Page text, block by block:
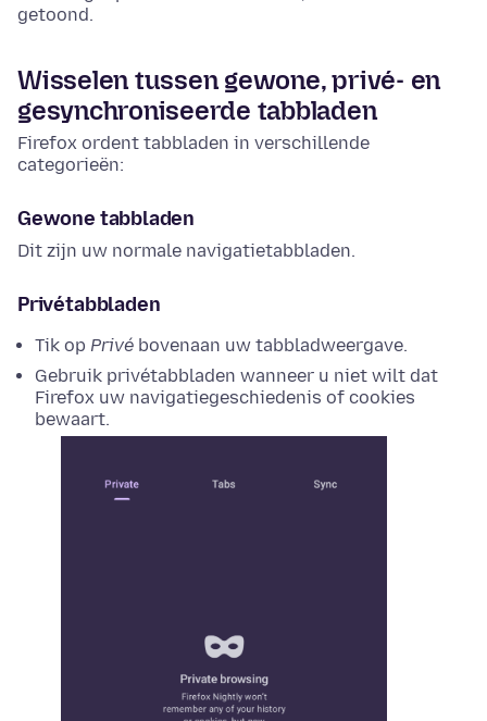
getoond.
Wisselen tussen gewone, privé- en
gesynchroniseerde tabbladen
Firefox ordent tabbladen in verschillende
categorieën:
Gewone tabbladen
Dit zijn uw normale navigatietabbladen.
Privétabbladen
Tik op Privé bovenaan uw tabbladweergave.
Gebruik privétabbladen wanneer u niet wilt dat
Firefox uw navigatiegeschiedenis of cookies
bewaart.